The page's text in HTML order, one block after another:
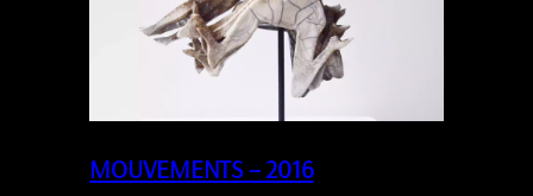
MOUVEMENTS – 2016